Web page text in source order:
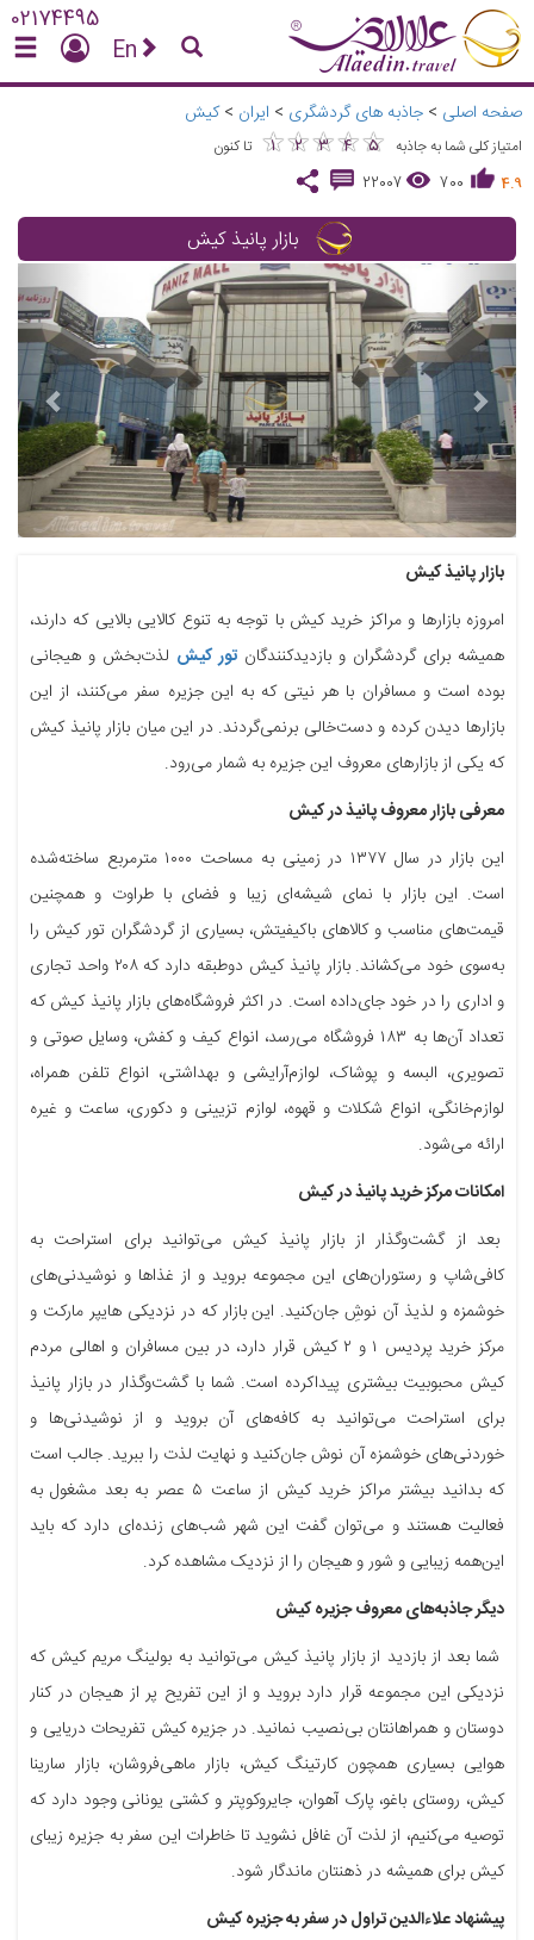
02174495
En
صفحه اصلی > جاذبه های گردشگری > ایران > کیش
امتیاز کلی شما به جاذبه ★
1 ★
2 ★
3 ★
4 ★
5
★★★★★
تا کنون
4.9
700
22007
بازار پانیذ کیش
Next
بازار پانیذ کیش
امروزه بازارها و مراکز خرید کیش با توجه به تنوع کالایی بالایی که دارند،
همیشه برای گردشگران و بازدیدکنندگان تور کیش لذت‌بخش و هیجانی
بوده است و مسافران با هر نیتی که به این جزیره سفر می‌کنند، از این
بازارها دیدن کرده و دست‌خالی برنمی‌گردند. در این میان بازار پانیذ کیش
که یکی از بازارهای معروف این جزیره به شمار می‌رود.
معرفی بازار معروف پانیذ در کیش
این بازار در سال ۱۳۷۷ در زمینی به مساحت ۱۰۰۰ مترمربع ساخته‌شده
است. این بازار با نمای شیشه‌ای زیبا و فضای با طراوت و همچنین
قیمت‌های مناسب و کالاهای باکیفیتش، بسیاری از گردشگران تور کیش را
به‌سوی خود می‌کشاند. بازار پانیذ کیش دوطبقه دارد که ۲۰۸ واحد تجاری
و اداری را در خود جای‌داده است. در اکثر فروشگاه‌های بازار پانیذ کیش که
تعداد آن‌ها به ۱۸۳ فروشگاه می‌رسد، انواع کیف و کفش، وسایل صوتی و
تصویری، البسه و پوشاک، لوازم‌آرایشی و بهداشتی، انواع تلفن همراه،
لوازم‌خانگی، انواع شکلات و قهوه، لوازم تزیینی و دکوری، ساعت و غیره
ارائه می‌شود.
امکانات مرکز خرید پانیذ در کیش
بعد از گشت‌وگذار از بازار پانیذ کیش می‌توانید برای استراحت به
کافی‌شاپ و رستوران‌های این مجموعه بروید و از غذاها و نوشیدنی‌های
خوشمزه و لذیذ آن نوشِ جان‌کنید. این بازار که در نزدیکی هایپر مارکت و
مرکز خرید پردیس ۱ و ۲ کیش قرار دارد، در بین مسافران و اهالی مردم
کیش محبوبیت بیشتری پیداکرده است. شما با گشت‌وگذار در بازار پانیذ
برای استراحت می‌توانید به کافه‌های آن بروید و از نوشیدنی‌ها و
خوردنی‌های خوشمزه آن نوش جان‌کنید و نهایت لذت را ببرید. جالب است
که بدانید بیشتر مراکز خرید کیش از ساعت ۵ عصر به بعد مشغول به
فعالیت هستند و می‌توان گفت این شهر شب‌های زنده‌ای دارد که باید
این‌همه زیبایی و شور و هیجان را از نزدیک مشاهده کرد.
دیگر جاذبه‌های معروف جزیره کیش
شما بعد از بازدید از بازار پانیذ کیش می‌توانید به بولینگ مریم کیش که
نزدیکی این مجموعه قرار دارد بروید و از این تفریح پر از هیجان در کنار
دوستان و همراهانتان بی‌نصیب نمانید. در جزیره کیش تفریحات دریایی و
هوایی بسیاری همچون کارتینگ کیش، بازار ماهی‌فروشان، بازار سارینا
کیش، روستای باغو، پارک آهوان، جایروکوپتر و کشتی یونانی وجود دارد که
توصیه می‌کنیم، از لذت آن غافل نشوید تا خاطرات این سفر به جزیره زیبای
کیش برای همیشه در ذهنتان ماندگار شود.
پیشنهاد علاءالدین تراول در سفر به جزیره کیش